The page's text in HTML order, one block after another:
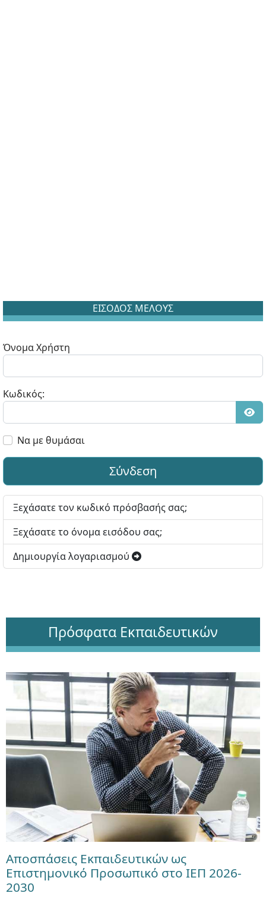
ΕΙΣΟΔΟΣ ΜΕΛΟΥΣ
Όνομα Χρήστη
Κωδικός:
Να με θυμάσαι
Σύνδεση
Ξεχάσατε τον κωδικό πρόσβασής σας;
Ξεχάσατε το όνομα εισόδου σας;
Δημιουργία λογαριασμού
Πρόσφατα Εκπαιδευτικών
Αποσπάσεις Εκπαιδευτικών ως
Επιστημονικό Προσωπικό στο ΙΕΠ 2026-
2030